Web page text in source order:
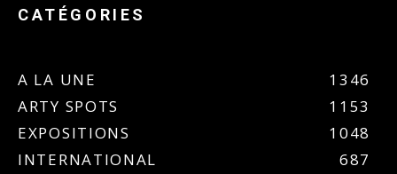
CATÉGORIES
A LA UNE
1346
ARTY SPOTS
1153
EXPOSITIONS
1048
INTERNATIONAL
687